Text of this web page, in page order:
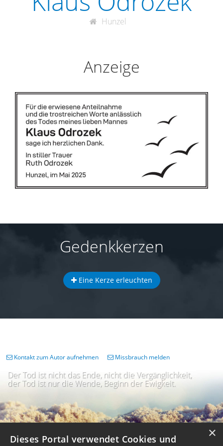
Hunzel
Anzeige
Gedenkkerzen
Eine Kerze erleuchten
Der Tod ist nicht das Ende, nicht die Vergänglichkeit,
der Tod ist nur die Wende, Beginn der Ewigkeit.
Kontakt zum Autor aufnehmen Missbrauch melden
×
Dieses Portal verwendet Cookies und